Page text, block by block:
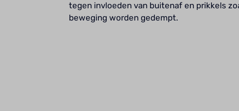
tegen invloeden van buitenaf en prikkels
beweging worden gedempt.